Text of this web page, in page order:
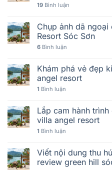
19 Bình luận
Chụp ảnh dã
Resort Sóc Sơn
6 Bình luận
Khám phá vẻ đẹp
angel resort
1 Bình luận
Lắp cam hành
villa angel resort
1 Bình luận
Viết nội dung thu
review green hill